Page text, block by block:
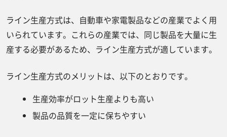
ライン生産方式は、自動車や家電製品などの産業でよく用
いられています。これらの産業では、同じ製品を大量に生
産する必要があるため、ライン生産方式が適しています。
ライン生産方式のメリットは、以下のとおりです。
生産効率がロット生産よりも高い
製品の品質を一定に保ちやすい